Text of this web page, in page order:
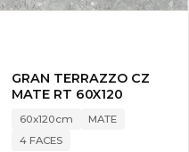
GRAN TERRAZZO CZ
MATE RT 60X120
60x120cm
MATE
4 FACES